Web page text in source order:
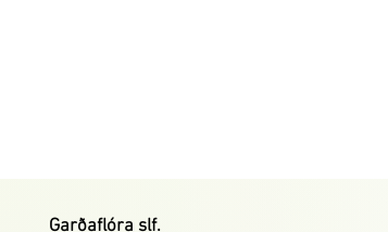
Garðaflóra slf.